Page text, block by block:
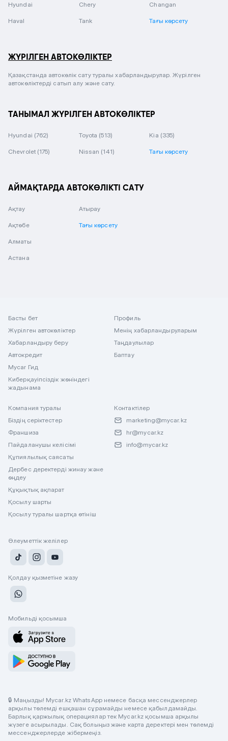
Hyundai Chery Changan
Haval Tank Тағы көрсету
ЖҮРІЛГЕН АВТОКӨЛІКТЕР
Қазақстанда автокөлік сату туралы хабарландырулар. Жүрілген
автокөліктерді сатып алу және сату.
ТАНЫМАЛ ЖҮРІЛГЕН АВТОКӨЛІКТЕР
Hyundai (762) Toyota (513) Kia (335)
Chevrolet (175) Nissan (141) Тағы көрсету
АЙМАҚТАРДА АВТОКӨЛІКТІ САТУ
Ақтау
Ақтөбе
Алматы
Астана
Атырау
Тағы көрсету
Басты бет
Жүрілген автокөліктер
Хабарландыру беру
Автокредит
Mycar Гид
Киберқауіпсіздік жөніндегі
жадынама
Профиль
Менің хабарландыруларым
Таңдаулылар
Баптау
Компания туралы
Біздің серіктестер
Франшиза
Пайдаланушы келісімі
Құпиялылық саясаты
Дербес деректерді жинау және
өңдеу
Құқықтық ақпарат
Қосылу шарты
Қосылу туралы шартқа өтініш
Контактілер
marketing@mycar.kz
hr@mycar.kz
info@mycar.kz
Әлеуметтік желілер
Қолдау қызметіне жазу
Мобильді қосымша
🔒 Маңызды! Mycar.kz WhatsApp немесе басқа мессенджерлер
арқылы төлемді ешқашан сұрамайды немесе қабылдамайды.
Барлық қаржылық операциялар тек Mycar.kz қосымша арқылы
жүзеге асырылады. Сақ болыңыз және карта деректері мен төлемді
мессенджерлерде жібермеңіз.